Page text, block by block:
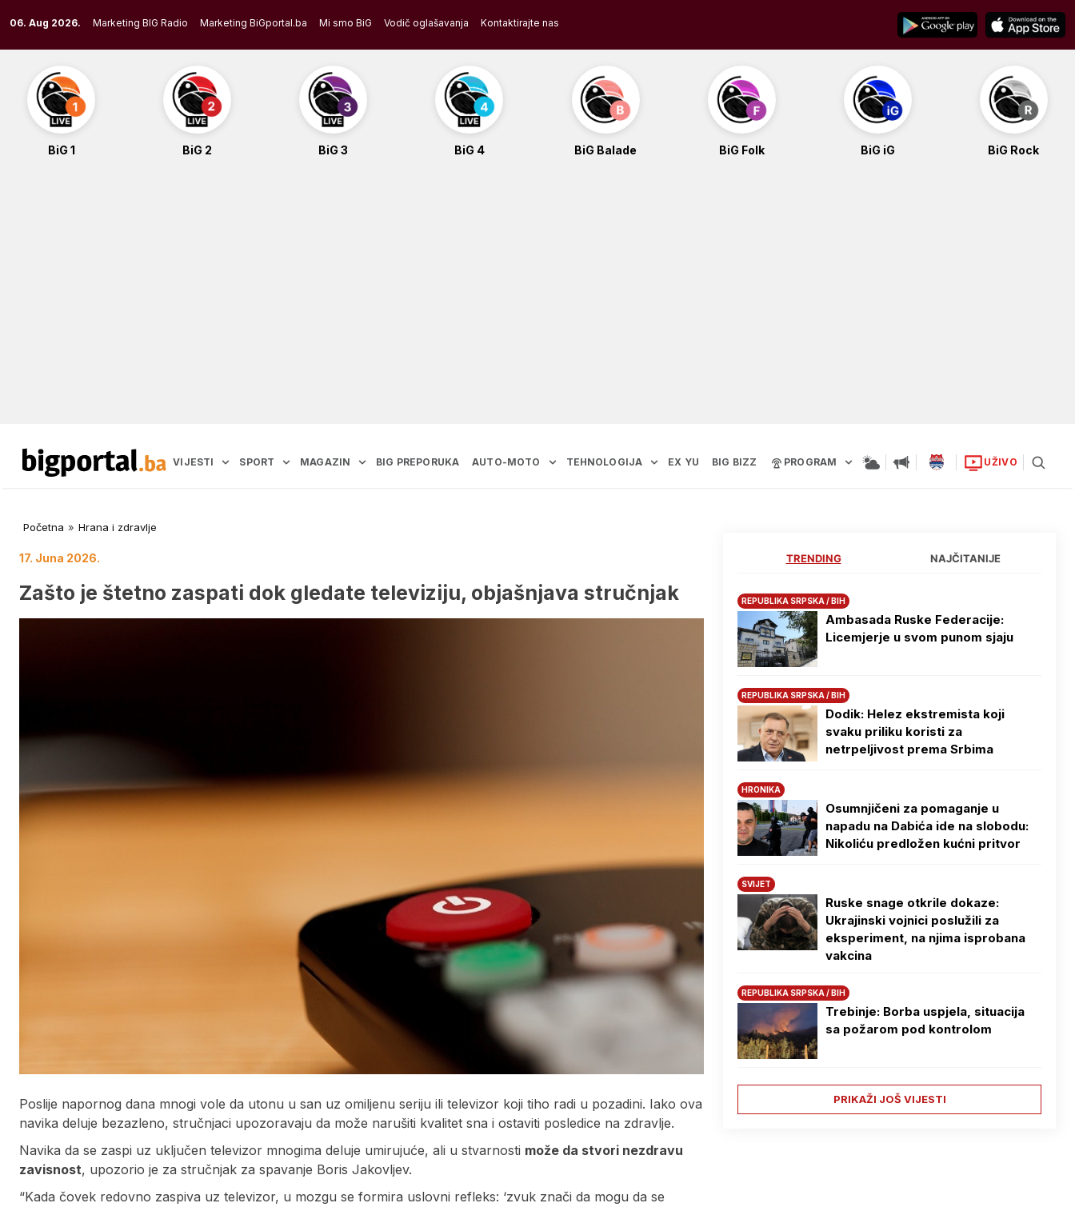
to
content
06. Aug 2026. Marketing BIG Radio Marketing BiGportal.ba Mi smo BiG Vodič oglašavanja Kontaktirajte nas
BiG 1 BiG 2 BiG 3 BiG 4 BiG Balade BiG Folk BiG iG BiG Rock
VIJESTI SPORT MAGAZIN BIG PREPORUKA AUTO-MOTO TEHNOLOGIJA EX YU BIG BIZZ PROGRAM UŽIVO
Početna » Hrana i zdravlje
17. Juna 2026.
Zašto je štetno zaspati dok gledate televiziju, objašnjava stručnjak
Poslije napornog dana mnogi vole da utonu u san uz omiljenu seriju ili televizor koji tiho radi u pozadini. Iako ova
navika deluje bezazleno, stručnjaci upozoravaju da može narušiti kvalitet sna i ostaviti posledice na zdravlje.
Navika da se zaspi uz uključen televizor mnogima deluje umirujuće, ali u stvarnosti može da stvori nezdravu
zavisnost, upozorio je za stručnjak za spavanje Boris Jakovljev.
“Kada čovek redovno zaspiva uz televizor, u mozgu se formira uslovni refleks: ‘zvuk znači da mogu da se
TRENDING NAJČITANIJE
REPUBLIKA SRPSKA / BIH
Ambasada Ruske Federacije:
Licemjerje u svom punom sjaju
REPUBLIKA SRPSKA / BIH
Dodik: Helez ekstremista koji
svaku priliku koristi za
netrpeljivost prema Srbima
HRONIKA
Osumnjičeni za pomaganje u
napadu na Dabića ide na slobodu:
Nikoliću predložen kućni pritvor
SVIJET
Ruske snage otkrile dokaze:
Ukrajinski vojnici poslužili za
eksperiment, na njima isprobana
vakcina
REPUBLIKA SRPSKA / BIH
Trebinje: Borba uspjela, situacija
sa požarom pod kontrolom
PRIKAŽI JOŠ VIJESTI